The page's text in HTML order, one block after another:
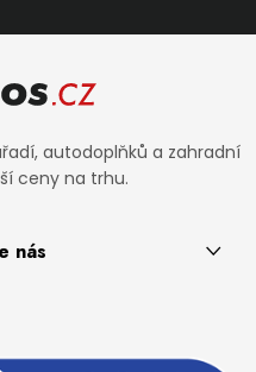
autodoplňků a zahradní
ceny na trhu.
nás